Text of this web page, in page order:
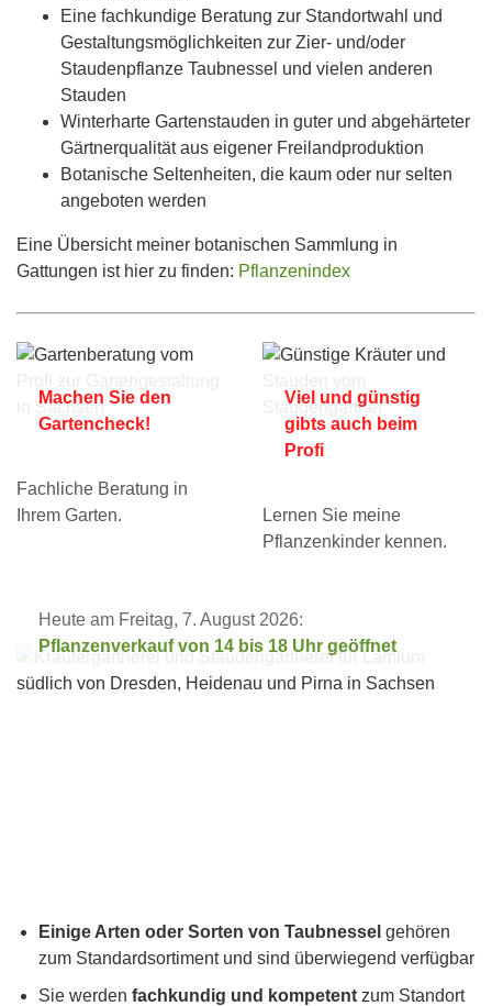
Eine fachkundige Beratung zur Standortwahl und
Gestaltungsmöglichkeiten zur Zier- und/oder
Staudenpflanze Taubnessel und vielen anderen
Stauden
Winterharte Gartenstauden in guter und abgehärteter
Gärtnerqualität aus eigener Freilandproduktion
Botanische Seltenheiten, die kaum oder nur selten
angeboten werden
Eine Übersicht meiner botanischen Sammlung in
Gattungen ist hier zu finden: Pflanzenindex
Machen Sie den
Gartencheck!
Fachliche Beratung in
Ihrem Garten.
Viel und günstig
gibts auch beim
Profi
Lernen Sie meine
Pflanzenkinder kennen.
Heute am Freitag, 7. August 2026:
Pflanzenverkauf von 14 bis 18 Uhr geöffnet
Einige Arten oder Sorten von Taubnessel gehören
zum Standardsortiment und sind überwiegend verfügbar
Sie werden fachkundig und kompetent zum Standort